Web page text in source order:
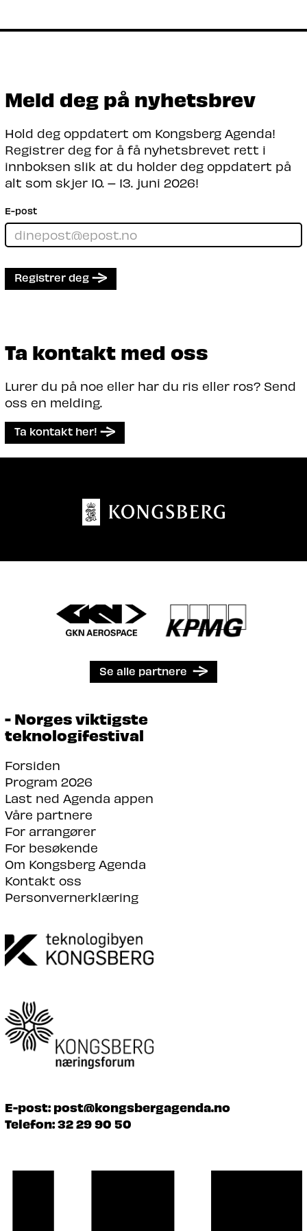
fremtidens arbeidsliv?
Meld deg på nyhetsbrev
Hold deg oppdatert om Kongsberg Agenda!
Registrer deg for å få nyhetsbrevet rett i
innboksen slik at du holder deg oppdatert på
alt som skjer 10. – 13. juni 2026!
E-post
Registrer deg
Ta kontakt med oss
Lurer du på noe eller har du ris eller ros? Send
oss en melding.
Ta kontakt her!
Se alle partnere
- Norges viktigste
teknologifestival
Forsiden
Program 2026
Last ned Agenda appen
Våre partnere
For arrangører
For besøkende
Om Kongsberg Agenda
Kontakt oss
Personvernerklæring
E-post: post@kongsbergagenda.no
Telefon:32 29 90 50